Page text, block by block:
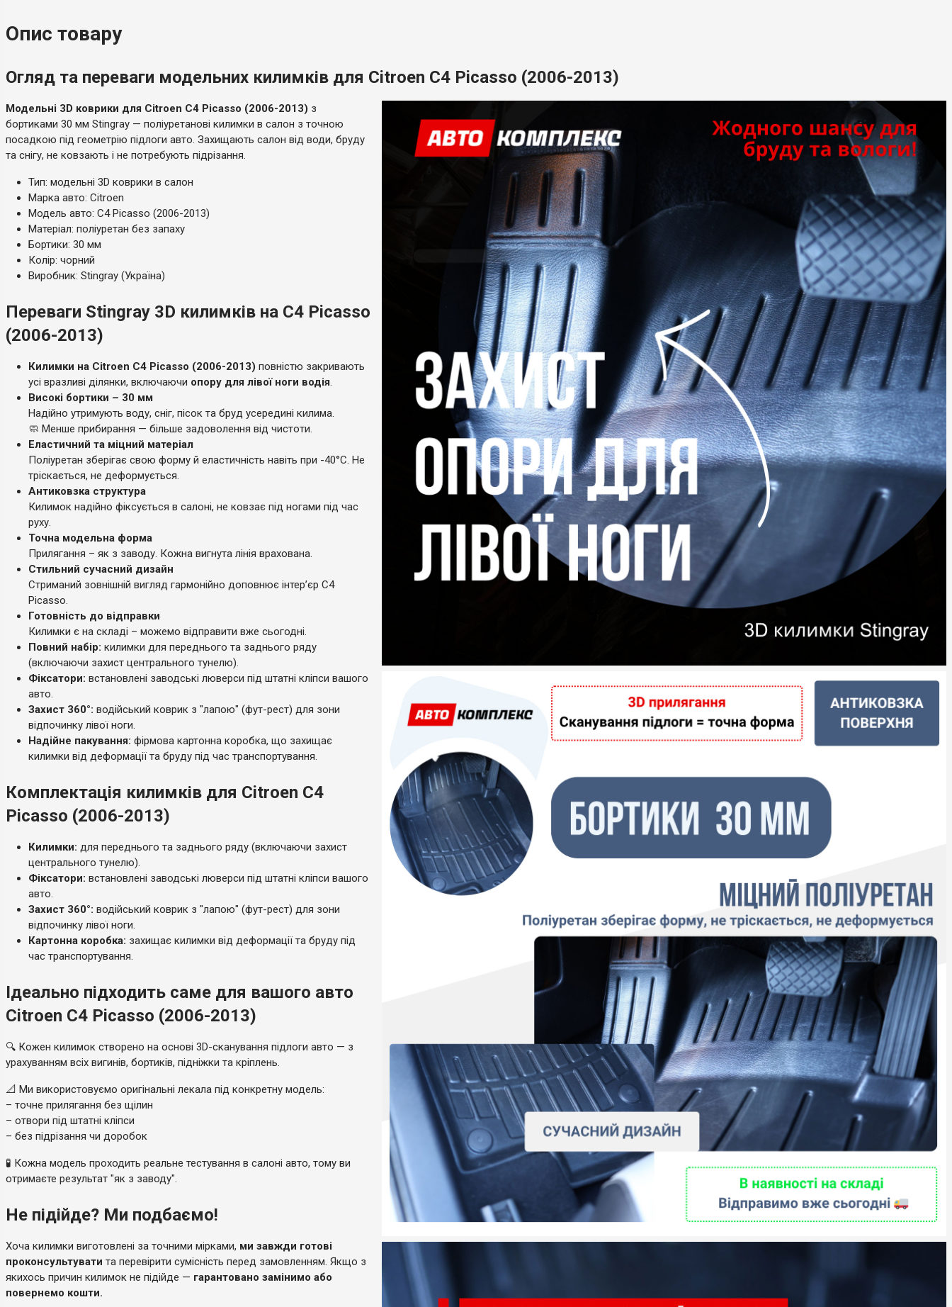
Країна-виробник
Опис товару
Огляд та переваги модельних килимків для Citroen C4 Picasso (2006-2013)
Модельні 3D коврики для Citroen C4 Picasso (2006-2013) з
бортиками 30 мм Stingray — поліуретанові килимки в салон з точною
посадкою під геометрію підлоги авто. Захищають салон від води, бруду
та снігу, не ковзають і не потребують підрізання.
Тип: модельні 3D коврики в салон
Марка авто: Citroen
Модель авто: C4 Picasso (2006-2013)
Матеріал: поліуретан без запаху
Бортики: 30 мм
Колір: чорний
Виробник: Stingray (Україна)
Переваги Stingray 3D килимків на C4 Picasso
(2006-2013)
Килимки на Citroen C4 Picasso (2006-2013) повністю закривають
усі вразливі ділянки, включаючи опору для лівої ноги водія.
Високі бортики – 30 мм
Надійно утримують воду, сніг, пісок та бруд усередині килима.
🧼 Менше прибирання — більше задоволення від чистоти.
Еластичний та міцний матеріал
Поліуретан зберігає свою форму й еластичність навіть при -40°C. Не
тріскається, не деформується.
Антиковзка структура
Килимок надійно фіксується в салоні, не ковзає під ногами під час
руху.
Точна модельна форма
Прилягання – як з заводу. Кожна вигнута лінія врахована.
Стильний сучасний дизайн
Стриманий зовнішній вигляд гармонійно доповнює інтер’єр C4
Picasso.
Готовність до відправки
Килимки є на складі – можемо відправити вже сьогодні.
Повний набір: килимки для переднього та заднього ряду
(включаючи захист центрального тунелю).
Фіксатори: встановлені заводські люверси під штатні кліпси вашого
авто.
Захист 360°: водійський коврик з "лапою" (фут-рест) для зони
відпочинку лівої ноги.
Надійне пакування: фірмова картонна коробка, що захищає
килимки від деформації та бруду під час транспортування.
Комплектація килимків для Citroen C4
Picasso (2006-2013)
Килимки: для переднього та заднього ряду (включаючи захист
центрального тунелю).
Фіксатори: встановлені заводські люверси під штатні кліпси вашого
авто.
Захист 360°: водійський коврик з "лапою" (фут-рест) для зони
відпочинку лівої ноги.
Картонна коробка: захищає килимки від деформації та бруду під
час транспортування.
Ідеально підходить саме для вашого авто
Citroen C4 Picasso (2006-2013)
🔍 Кожен килимок створено на основі 3D-сканування підлоги авто — з
урахуванням всіх вигинів, бортиків, підніжки та кріплень.
📐 Ми використовуємо оригінальні лекала під конкретну модель:
– точне прилягання без щілин
– отвори під штатні кліпси
– без підрізання чи доробок
🧪 Кожна модель проходить реальне тестування в салоні авто, тому ви
отримаєте результат "як з заводу".
Не підійде? Ми подбаємо!
Хоча килимки виготовлені за точними мірками, ми завжди готові
проконсультувати та перевірити сумісність перед замовленням. Якщо з
якихось причин килимок не підійде — гарантовано замінимо або
повернемо кошти.